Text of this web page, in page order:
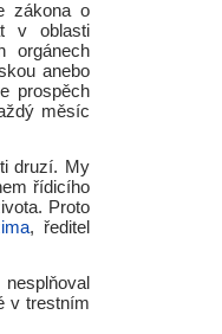
zákona o
v oblasti
orgánech
anebo
prospěch
měsíc
druzí. My
řídicího
Proto
, ředitel
v trestním